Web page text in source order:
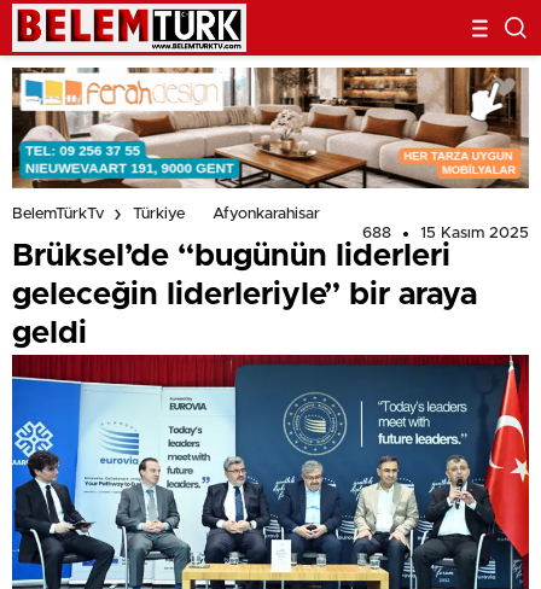
BelemTürkTv Türkiye
Afyonkarahisar
688
15 Kasım 2025
Brüksel’de “bugünün liderleri
geleceğin liderleriyle” bir araya
geldi